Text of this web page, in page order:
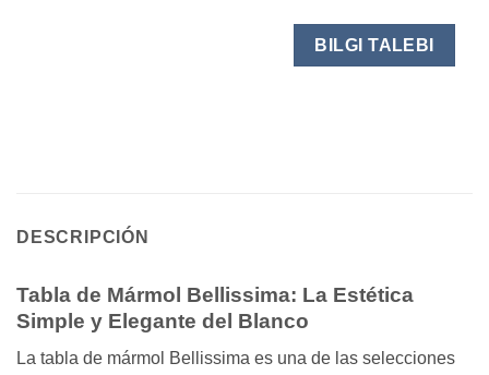
BILGI TALEBI
DESCRIPCIÓN
Tabla de Mármol Bellissima: La Estética
Simple y Elegante del Blanco
La tabla de mármol Bellissima es una de las selecciones